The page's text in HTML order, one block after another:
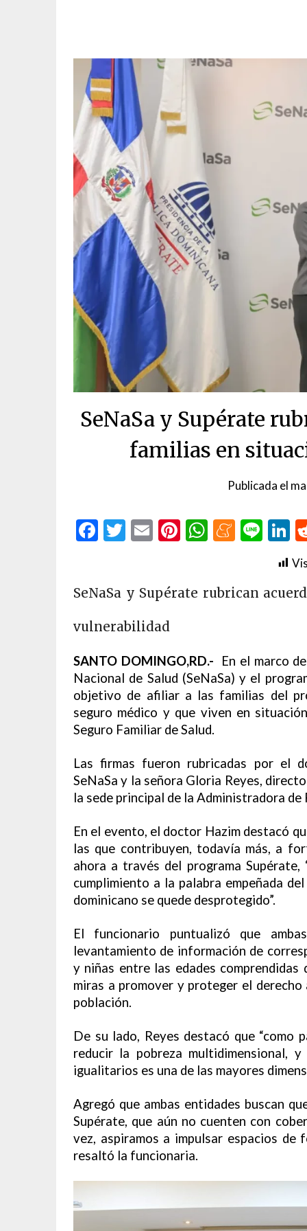
SeNaSa y Supérate
familias en
Publicada el
Facebook
Twitter
EmailPinterest Line
SeNaSa y Supérate rubrican
vulnerabilidad
SANTO DOMINGO,RD.- En el marco
Nacional de Salud (SeNaSa) y el
objetivo de afiliar a las familias del
seguro médico y que viven en
Seguro Familiar de Salud.
Las firmas fueron rubricadas por el
SeNaSa y la señora Gloria Reyes,
la sede principal de la Administradora de
En el evento, el doctor Hazim destacó
las que contribuyen, todavía más, a
ahora a través del programa
cumplimiento a la palabra empeñada
dominicano se quede desprotegido”.
El funcionario puntualizó que
levantamiento de información de
y niñas entre las edades
miras a promover y proteger el
población.
De su lado, Reyes destacó que “como
reducir la pobreza multidimensional,
igualitarios es una de las mayores
Agregó que ambas entidades buscan
Supérate, que aún no cuenten con
vez, aspiramos a impulsar espacios de
resaltó la funcionaria.